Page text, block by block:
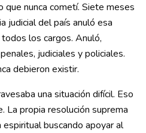
que nunca cometí. Siete meses
judicial del país anuló esa
los cargos. Anuló,
judiciales y policiales.
debieron existir.
una situación difícil. Eso
La propia resolución suprema
buscando apoyar al